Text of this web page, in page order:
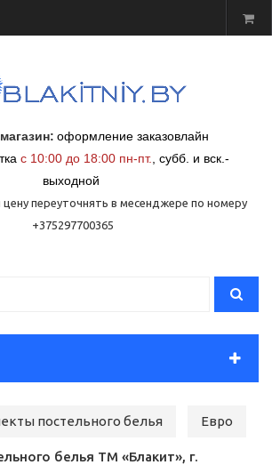
оформление заказовлайн
с 10:00 до 18:00 пн-пт. субб. и вск.-
выходной
цену переуточнять в месенджере по номеру
+375297700365
постельного белья Евро
белья ТМ «Блакит», г.